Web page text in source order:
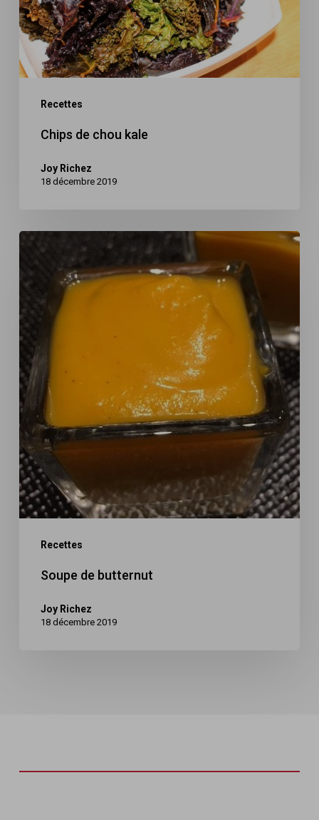
Recettes
Chips de chou kale
Joy Richez
18 décembre 2019
Recettes
Soupe
butternut
Soupe de butternut
Joy Richez
18 décembre 2019